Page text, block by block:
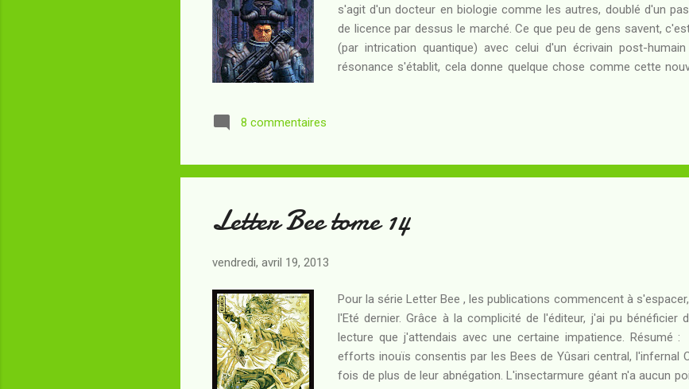
s'agit d'un docteur en biologie comme les autres, doublé d'un
de licence par dessus le marché. Ce que peu de gens savent,
(par intrication quantique) avec celui d'un écrivain post-
résonance s'établit, cela donne quelque chose comme cette
l'idéologie capitaliste. En ces temps futurs, l'espèce humaine est
Traqueurs ont pour mission de "finir le travail" après le ...
8 commentaires
Letter Bee tome 14
vendredi, avril 19, 2013
Pour la série Letter Bee , les publications commencent à
l'Eté dernier. Grâce à la complicité de l'éditeur, j'ai pu bénéficier
lecture que j'attendais avec une certaine impatience. Résumé
efforts inouïs consentis par les Bees de Yûsari central, l'infernal
fois de plus de leur abnégation. L'insectarmure géant n'a aucun